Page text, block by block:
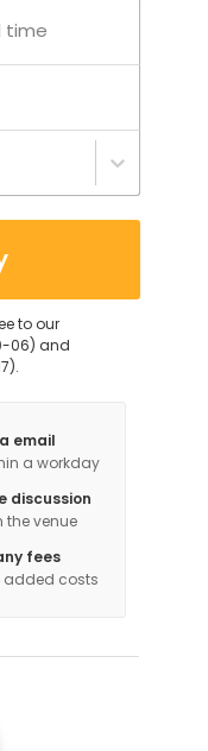
kaikessa
älykkääseen
time
to our
06) and
email
a workday
discussion
the venue
fees
added costs